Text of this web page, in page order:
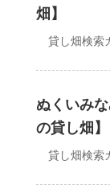
畑】
貸し畑検
ぬくいみ
の貸し畑】
貸し畑検